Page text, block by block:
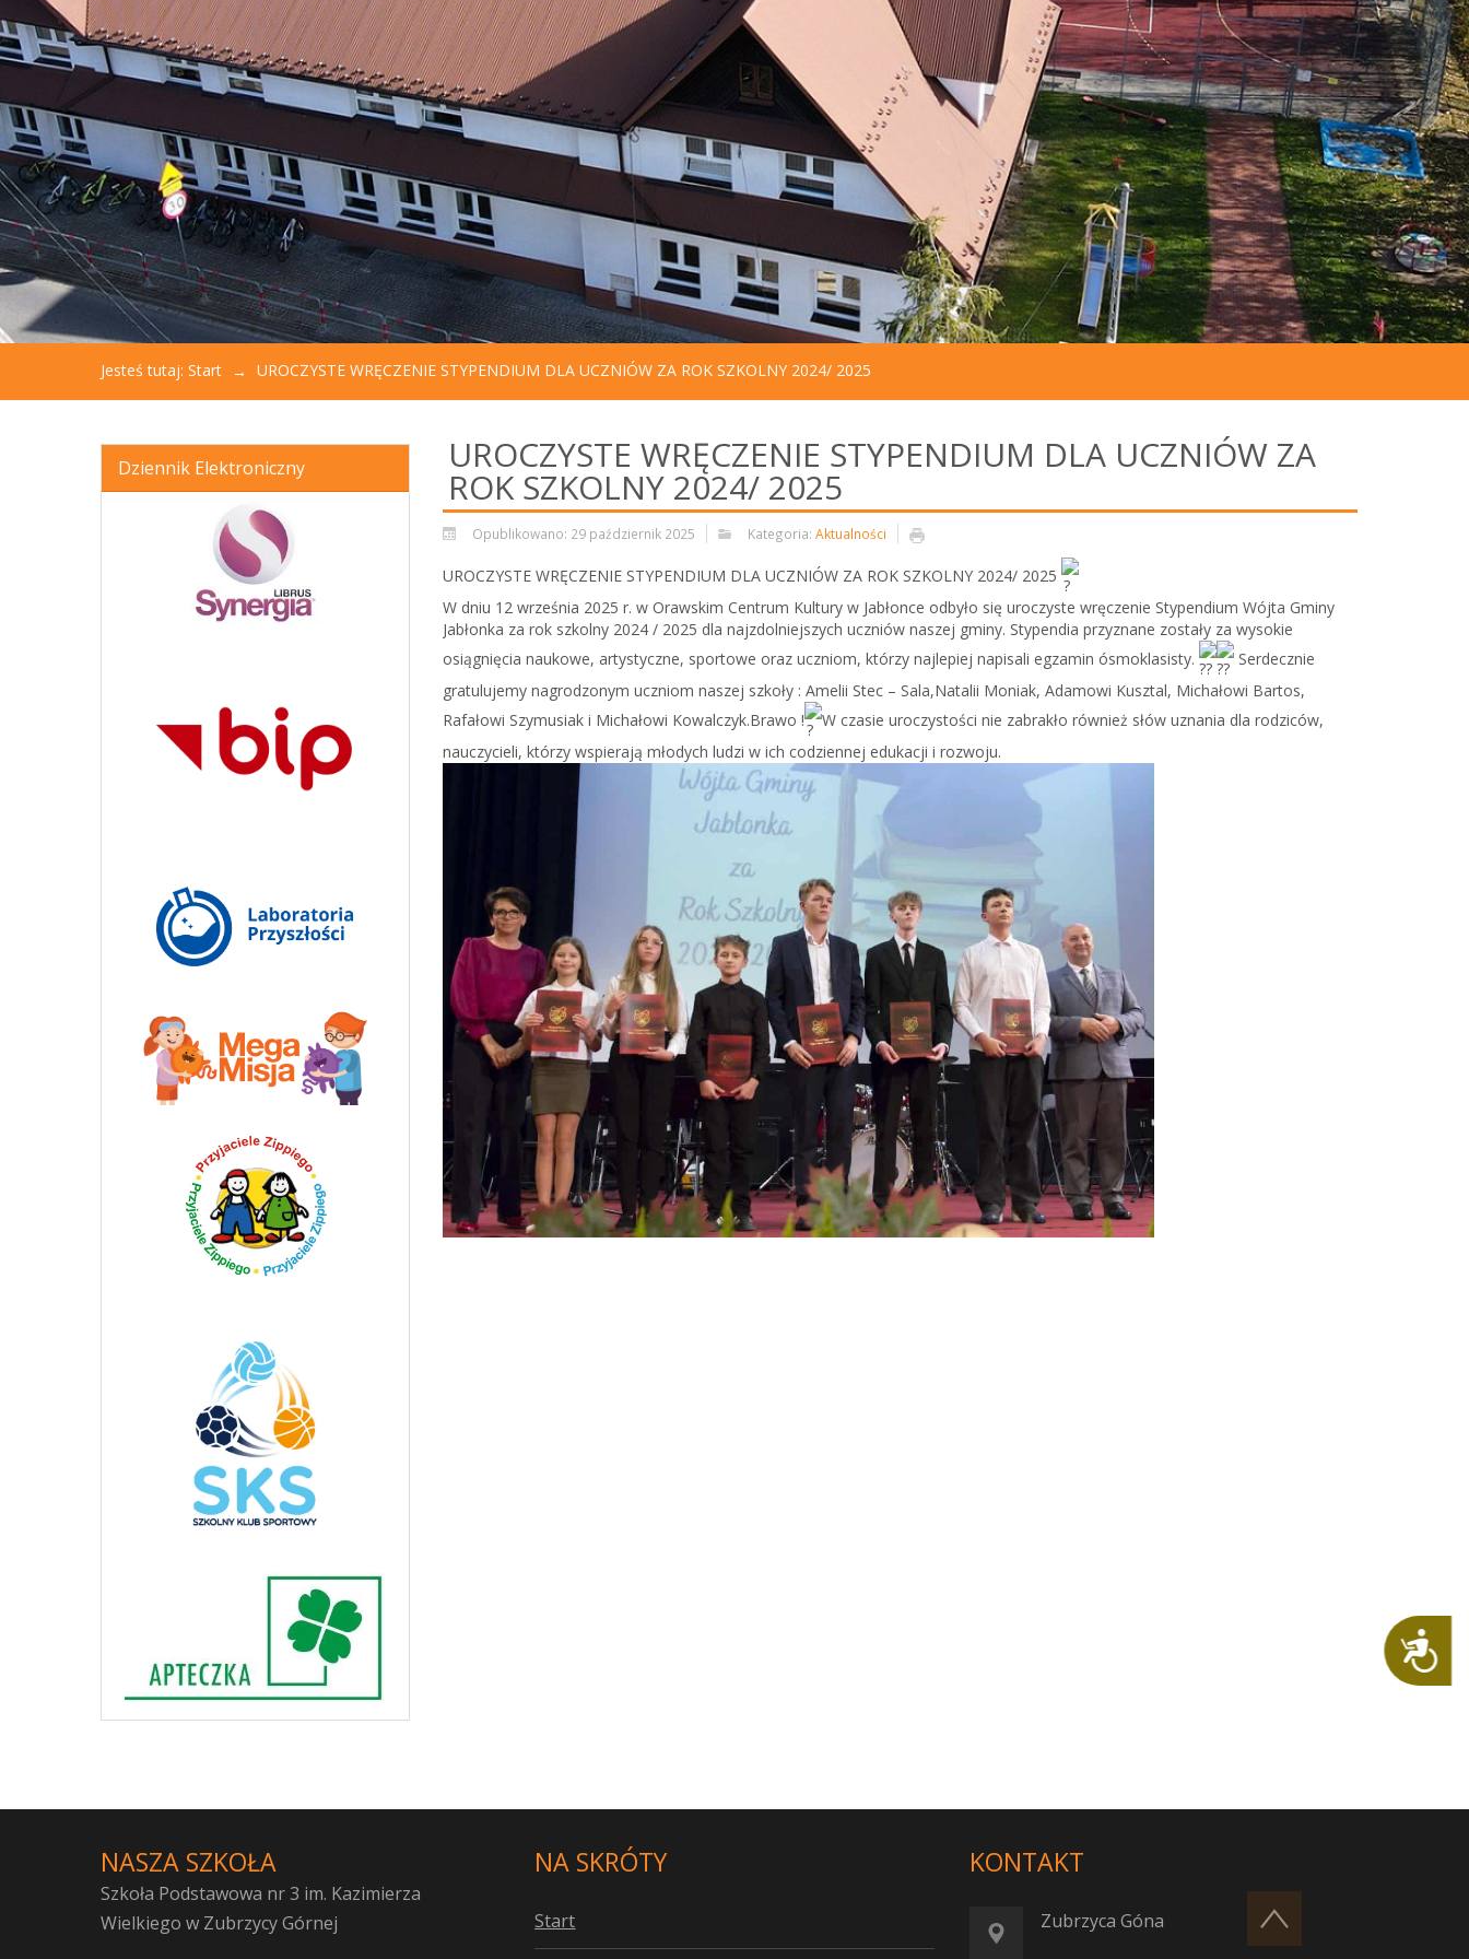
otworzyć
menu
dostępności.
Dostępność
Jesteś tutaj: Start UROCZYSTE WRĘCZENIE STYPENDIUM DLA UCZNIÓW ZA ROK SZKOLNY 2024/ 2025
Dziennik Elektroniczny UROCZYSTE WRĘCZENIE STYPENDIUM DLA UCZNIÓW ZA
ROK SZKOLNY 2024/ 2025
Opublikowano: 29 październik 2025 Kategoria: Aktualności
UROCZYSTE WRĘCZENIE STYPENDIUM DLA UCZNIÓW ZA ROK SZKOLNY 2024/ 2025
W dniu 12 września 2025 r. w Orawskim Centrum Kultury w Jabłonce odbyło się uroczyste wręczenie Stypendium Wójta Gminy
Jabłonka za rok szkolny 2024 / 2025 dla najzdolniejszych uczniów naszej gminy. Stypendia przyznane zostały za wysokie
osiągnięcia naukowe, artystyczne, sportowe oraz uczniom, którzy najlepiej napisali egzamin ósmoklasisty.
Serdecznie
gratulujemy nagrodzonym uczniom naszej szkoły : Amelii Stec – Sala,Natalii Moniak, Adamowi Kusztal, Michałowi Bartos,
Rafałowi Szymusiak i Michałowi Kowalczyk.Brawo !
W czasie uroczystości nie zabrakło również słów uznania dla rodziców,
nauczycieli, którzy wspierają młodych ludzi w ich codziennej edukacji i rozwoju.
NASZA SZKOŁA
Szkoła Podstawowa nr 3 im. Kazimierza
Wielkiego w Zubrzycy Górnej
NA SKRÓTY
Start
KONTAKT
Zubrzyca Góna